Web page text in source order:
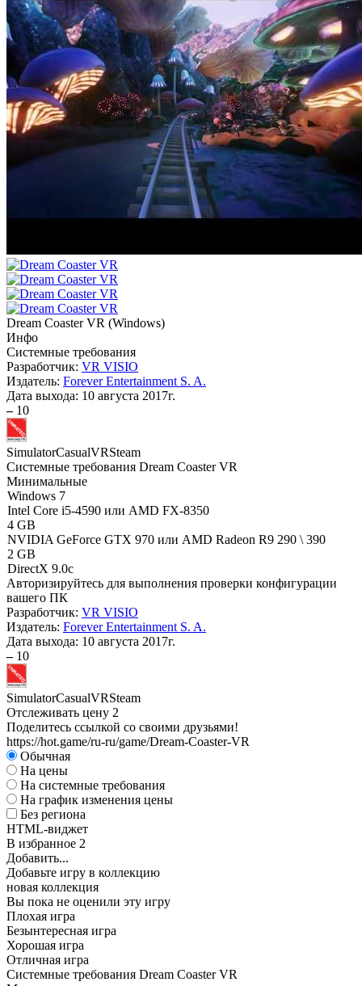
Dream Coaster VR (Windows)
Инфо
Системные требования
Разработчик: VR VISIO
Издатель: Forever Entertainment S. A.
Дата выхода: 10 августа 2017г.
– 10
SimulatorCasualVRSteam
Системные требования Dream Coaster VR
Минимальные
Windows 7
Intel Core i5-4590 или AMD FX-8350
4 GB
NVIDIA GeForce GTX 970 или AMD Radeon R9 290 \ 390
2 GB
DirectX 9.0c
Авторизируйтесь для выполнения проверки конфигурации
вашего ПК
Разработчик: VR VISIO
Издатель: Forever Entertainment S. A.
Дата выхода: 10 августа 2017г.
– 10
SimulatorCasualVRSteam
Отслеживать цену 2
Поделитесь ссылкой со своими друзьями!
https://hot.game/ru-ru/game/Dream-Coaster-VR
Обычная
На цены
На системные требования
На график изменения цены
Без региона
HTML-виджет
В избранное 2
Добавить...
Добавьте игру в коллекцию
новая коллекция
Вы пока не оценили эту игру
Плохая игра
Безынтересная игра
Хорошая игра
Отличная игра
Системные требования Dream Coaster VR